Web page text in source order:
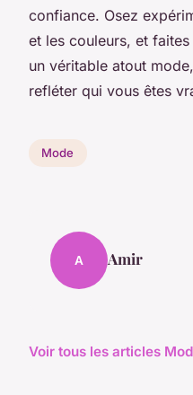
confiance. Osez
et les couleurs, et
un véritable atout
refléter qui vous êtes
Mode
A Amir
Voir tous les articles